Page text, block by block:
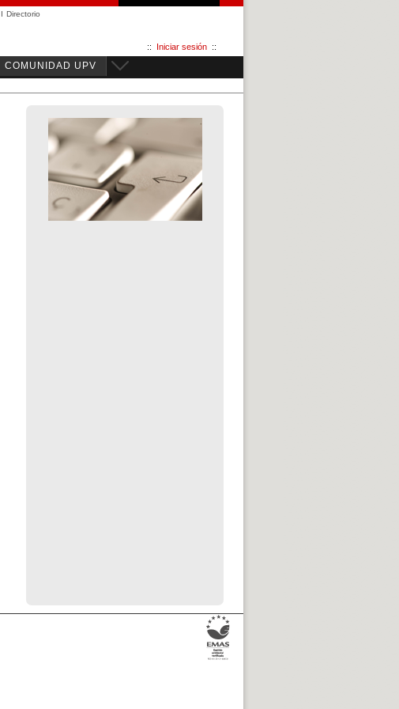
I Directorio
:: Iniciar sesión ::
COMUNIDAD UPV